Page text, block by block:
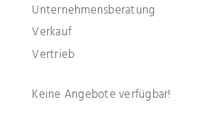
Unternehmensberatung
Verkauf
Vertrieb
Keine Angebote verfügbar!